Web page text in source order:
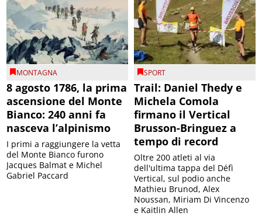
MONTAGNA
8 agosto 1786, la prima
ascensione del Monte
Bianco: 240 anni fa
nasceva l’alpinismo
I primi a raggiungere la vetta
del Monte Bianco furono
Jacques Balmat e Michel
Gabriel Paccard
SPORT
Trail: Daniel Thedy e
Michela Comola
firmano il Vertical
Brusson-Bringuez a
tempo di record
Oltre 200 atleti al via
dell'ultima tappa del Défì
Vertical, sul podio anche
Mathieu Brunod, Alex
Noussan, Miriam Di Vincenzo
e Kaitlin Allen